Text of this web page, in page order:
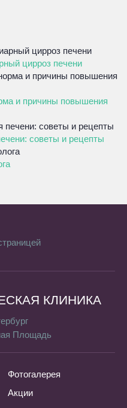
цирроз печени
и причины повышения
советы и рецепты
КЛИНИКА
Площадь
Фотогалерея
Акции